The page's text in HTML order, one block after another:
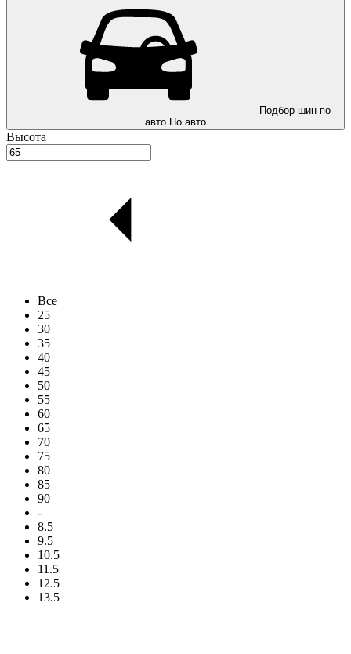
Подбор шин по
авто По авто
Высота
Все
25
30
35
40
45
50
55
60
65
70
75
80
85
90
-
8.5
9.5
10.5
11.5
12.5
13.5